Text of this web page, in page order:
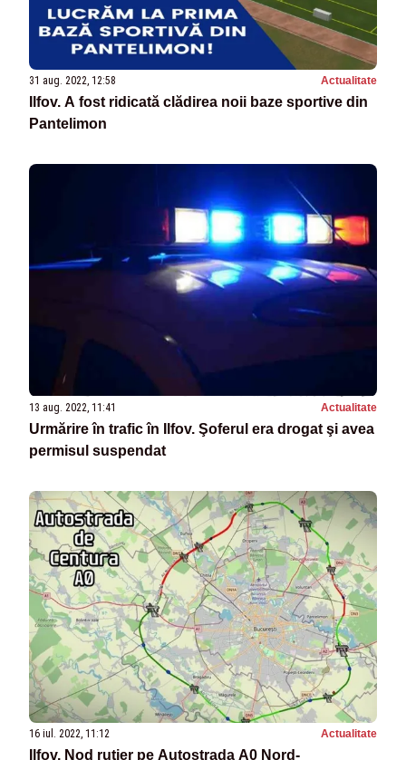
31 aug. 2022, 12:58 Actualitate
Ilfov. A fost ridicată clădirea noii baze sportive din
Pantelimon
13 aug. 2022, 11:41 Actualitate
Urmărire în trafic în Ilfov. Şoferul era drogat şi avea
permisul suspendat
16 iul. 2022, 11:12 Actualitate
Ilfov. Nod rutier pe Autostrada A0 Nord-